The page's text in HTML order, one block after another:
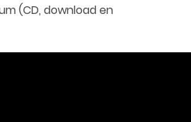
(CD, download en